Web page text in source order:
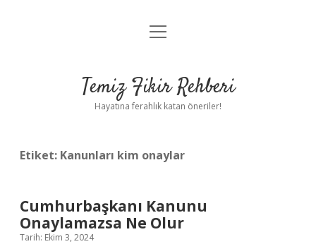
Anasayfa
Yasal Uyarı
menüyü
Temiz Fikir Rehberi
Hayatına ferahlık katan öneriler!
Etiket: Kanunları kim onaylar
Cumhurbaşkanı Kanunu
Onaylamazsa Ne Olur
Tarih: Ekim 3, 2024